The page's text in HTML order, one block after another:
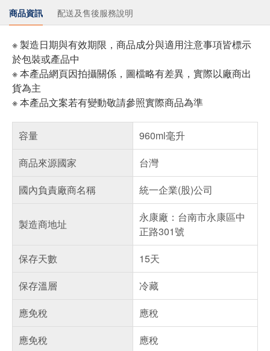
商品資訊 配送及售後服務說明
※ 製造日期與有效期限，商品成分與適用注意事項皆標示
於包裝或產品中
※ 本產品網頁因拍攝關係，圖檔略有差異，實際以廠商出
貨為主
※ 本產品文案若有變動敬請參照實際商品為準
容量
960ml毫升
商品來源國家
台灣
國內負責廠商名稱
統一企業(股)公司
製造商地址
永康廠：台南市永康區中
正路301號
保存天數
15天
保存溫層
冷藏
應免稅
應稅
應免稅
應稅